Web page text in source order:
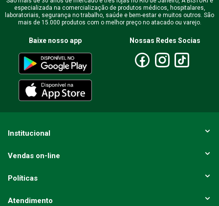
Endereço de email
Escreva uma avaliação
ENVIAR AVALIAÇÃO
especializada na comercialização de produtos médicos, hospitalares,
laboratoriais, segurança no trabalho, saúde e bem-estar e muitos outros. São
mais de 15.000 produtos com o melhor preço no atacado ou varejo.
Baixe nosso app Nossas Redes Socias
Institucional
Vendas on-line
Políticas
Atendimento